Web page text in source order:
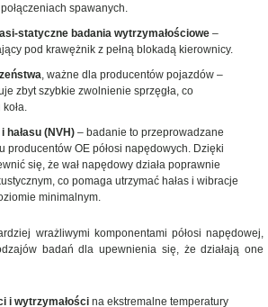
spawanych.
statyczne badania wytrzymałościowe –
pod krawężnik z pełną blokadą kierownicy.
, ważne dla producentów pojazdów –
zbyt szybkie zwolnienie sprzęgła, co
hałasu (NVH) – badanie to przeprowadzane
producentów OE półosi napędowych. Dzięki
się, że wał napędowy działa poprawnie
co pomaga utrzymać hałas i wibracje
minimalnym.
wrażliwymi komponentami półosi napędowej,
badań dla upewnienia się, że działają one
i wytrzymałości na ekstremalne temperatury